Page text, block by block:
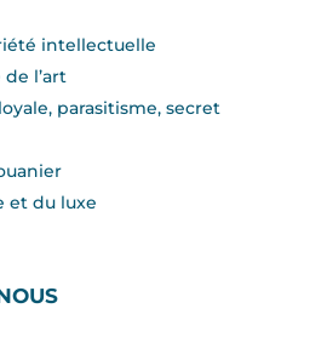
intellectuelle
l’art
parasitisme, secret
et du luxe